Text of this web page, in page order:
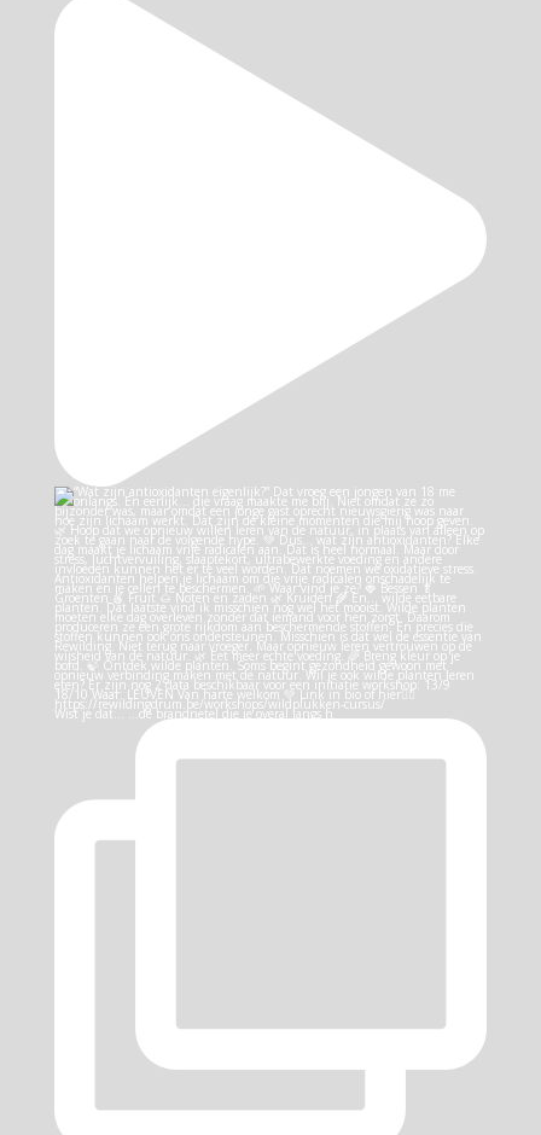
Wist je dat… …de brandnetel die je overal langs h